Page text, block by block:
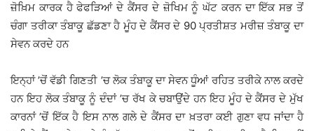
ਜ਼ੋਖ਼ਿਮ ਕਾਰਕ ਹੈ ਫੇਫੜਿਆਂ ਦੇ ਕੈਂਸਰ ਦੇ ਜ਼ੋਖਿਮ ਨੂੰ ਘੱਟ ਕਰਨ ਦਾ ਇੱਕ ਸਭ ਤੋਂ
ਚੰਗਾ ਤਰੀਕਾ ਤੰਬਾਕੂ ਛੱਡਣਾ ਹੈ ਮੂੰਹ ਦੇ ਕੈਂਸਰ ਦੇ 90 ਪ੍ਰਤੀਸ਼ਤ ਮਰੀਜ਼ ਤੰਬਾਕੂ ਦਾ
ਸੇਵਨ ਕਰਦੇ ਹਨ
ਇਨ੍ਹਾਂ ’ਚੋਂ ਵੱਡੀ ਗਿਣਤੀ ’ਚ ਲੋਕ ਤੰਬਾਕੂ ਦਾ ਸੇਵਨ ਧੂੰਆਂ ਰਹਿਤ ਤਰੀਕੇ ਨਾਲ ਕਰਦੇ
ਹਨ ਇਹ ਲੋਕ ਤੰਬਾਕੂ ਨੂੰ ਦੰਦਾਂ ’ਚ ਰੱਖ ਕੇ ਚਬਾਉਂਦੇ ਹਨ ਇਹ ਮੂੰਹ ਦੇ ਕੈਂਸਰ ਦੇ ਮੁੱਖ
ਕਾਰਨਾਂ ’ਚੋਂ ਇੱਕ ਹੈ ਇਸ ਨਾਲ ਗਲੇ ਦੇ ਕੈਂਸਰ ਦਾ ਖ਼ਤਰਾ ਕਈ ਗੁਣਾ ਵਧ ਜਾਂਦਾ ਹੈ